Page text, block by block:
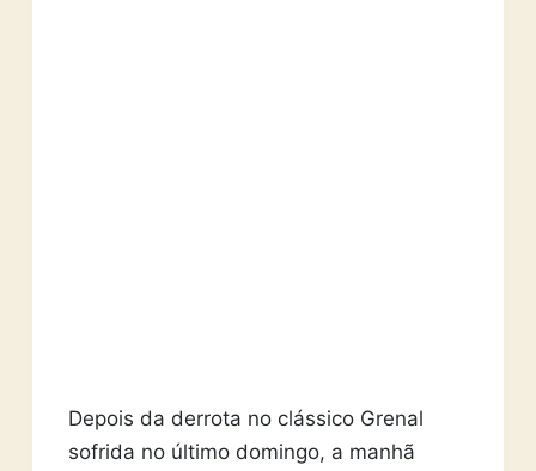
Depois da derrota no clássico Grenal
sofrida no último domingo, a manhã